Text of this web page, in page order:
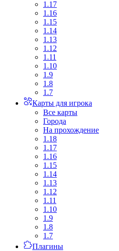
1.17
1.16
1.15
1.14
1.13
1.12
1.11
1.10
1.9
1.8
1.7
Карты для игрока
Все карты
Города
На прохождение
1.18
1.17
1.16
1.15
1.14
1.13
1.12
1.11
1.10
1.9
1.8
1.7
Плагины